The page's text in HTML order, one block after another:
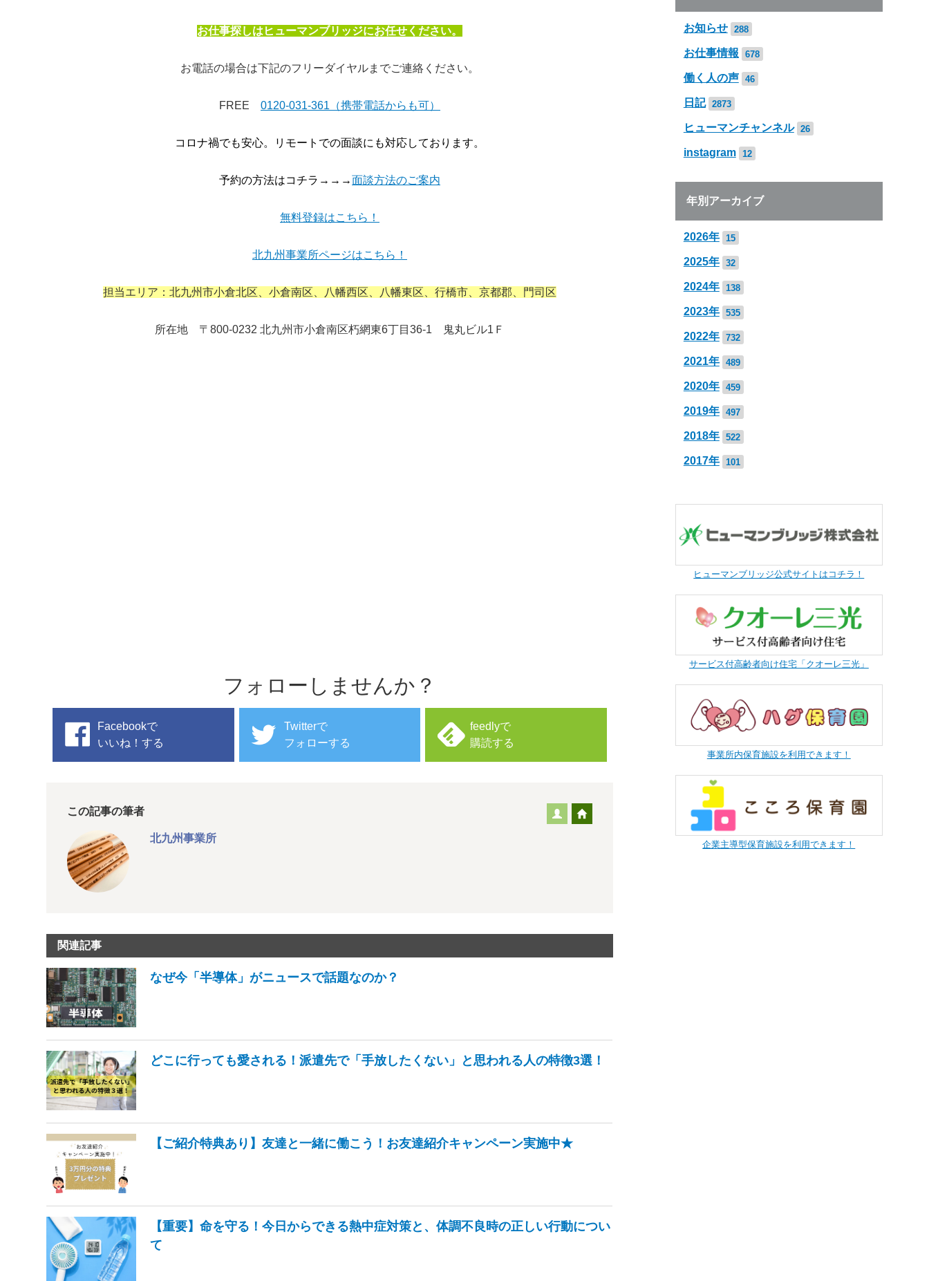
お仕事探しはヒューマンブリッジにお任せください。
お電話の場合は下記のフリーダイヤルまでご連絡ください。
FREE 0120-031-361（携帯電話からも可）
コロナ禍でも安心。リモートでの面談にも対応しております。
予約の方法はコチラ→→→面談方法のご案内
無料登録はこちら！
北九州事業所ページはこちら！
担当エリア：北九州市小倉北区、小倉南区、八幡西区、八幡東区、行橋市、京都郡、門司区
所在地 〒800-0232 北九州市小倉南区朽網東6丁目36-1 鬼丸ビル1Ｆ
フォローしませんか？
Facebookで
いいね！する
Twitterで
フォローする
feedlyで
購読する
この記事の筆者
北九州事業所
関連記事
なぜ今「半導体」がニュースで話題なのか？
どこに行っても愛される！派遣先で「手放したくない」と思われる人の特徴3選！
【ご紹介特典あり】友達と一緒に働こう！お友達紹介キャンペーン実施中★
【重要】命を守る！今日からできる熱中症対策と、体調不良時の正しい行動につい
て
お知らせ 288
お仕事情報 678
働く人の声 46
日記 2873
ヒューマンチャンネル 26
instagram 12
年別アーカイブ
2026年 15
2025年 32
2024年 138
2023年 535
2022年 732
2021年 489
2020年 459
2019年 497
2018年 522
2017年 101
ヒューマンブリッジ公式サイトはコチラ！
サービス付高齢者向け住宅「クオーレ三光」
事業所内保育施設を利用できます！
企業主導型保育施設を利用できます！